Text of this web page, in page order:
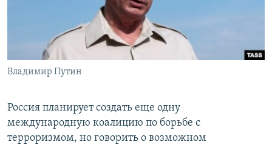
ПОБЕДИТЕЛЕЙ НЕ СУДЯТ?
КРЫМ.НЕПОКОРЕННЫЙ
ELIFBE
УКРАИНСКАЯ ПРОБЛЕМА КРЫМА
Владимир Путин
Россия планирует создать еще одну
международную коалицию по борьбе с
терроризмом, но говорить о возможном